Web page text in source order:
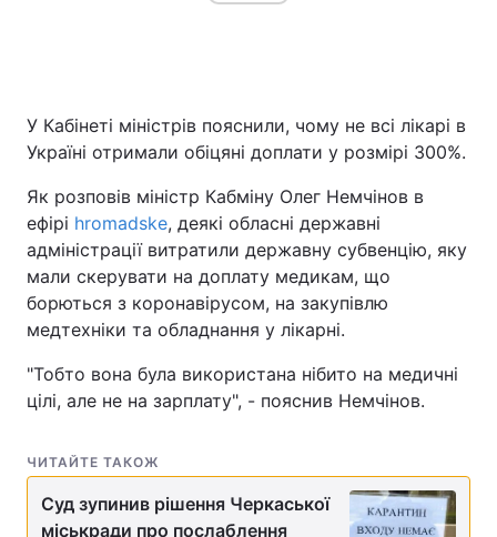
У Кабінеті міністрів пояснили, чому не всі лікарі в
Україні отримали обіцяні доплати у розмірі 300%.
Як розповів міністр Кабміну Олег Немчінов в
ефірі hromadske, деякі обласні державні
адміністрації витратили державну субвенцію, яку
мали скерувати на доплату медикам, що
борються з коронавірусом, на закупівлю
медтехніки та обладнання у лікарні.
"Тобто вона була використана нібито на медичні
цілі, але не на зарплату", - пояснив Немчінов.
ЧИТАЙТЕ ТАКОЖ
Суд зупинив рішення Черкаської
міськради про послаблення